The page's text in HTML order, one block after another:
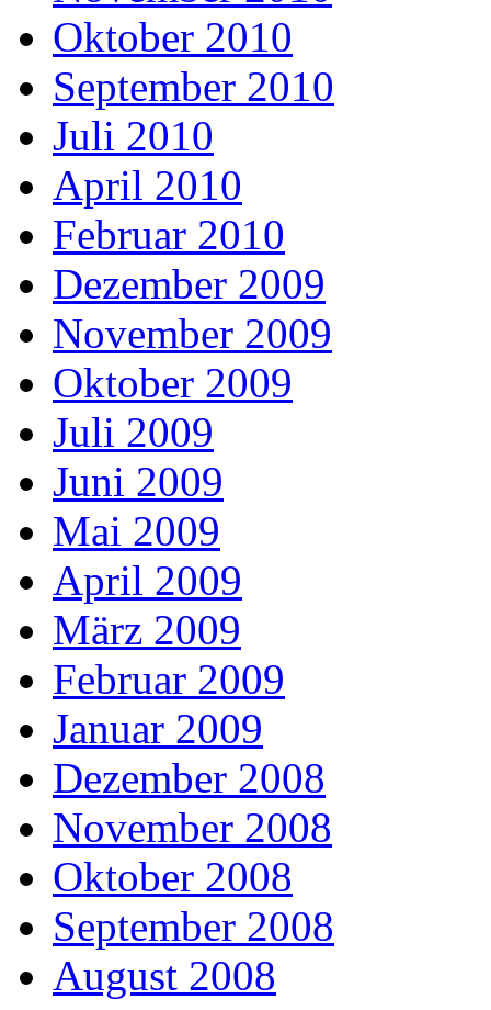
Oktober 2010
September 2010
Juli 2010
April 2010
Februar 2010
Dezember 2009
November 2009
Oktober 2009
Juli 2009
Juni 2009
Mai 2009
April 2009
März 2009
Februar 2009
Januar 2009
Dezember 2008
November 2008
Oktober 2008
September 2008
August 2008